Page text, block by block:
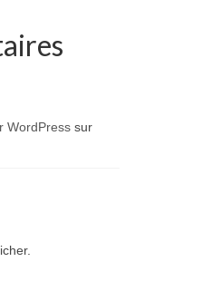
WordPresssur